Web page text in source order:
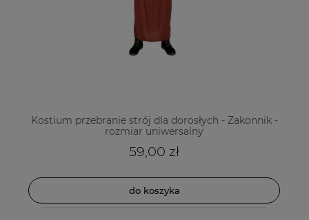
Kostium przebranie strój dla dorosłych - Zakonnik -
rozmiar uniwersalny
59,00 zł
do koszyka